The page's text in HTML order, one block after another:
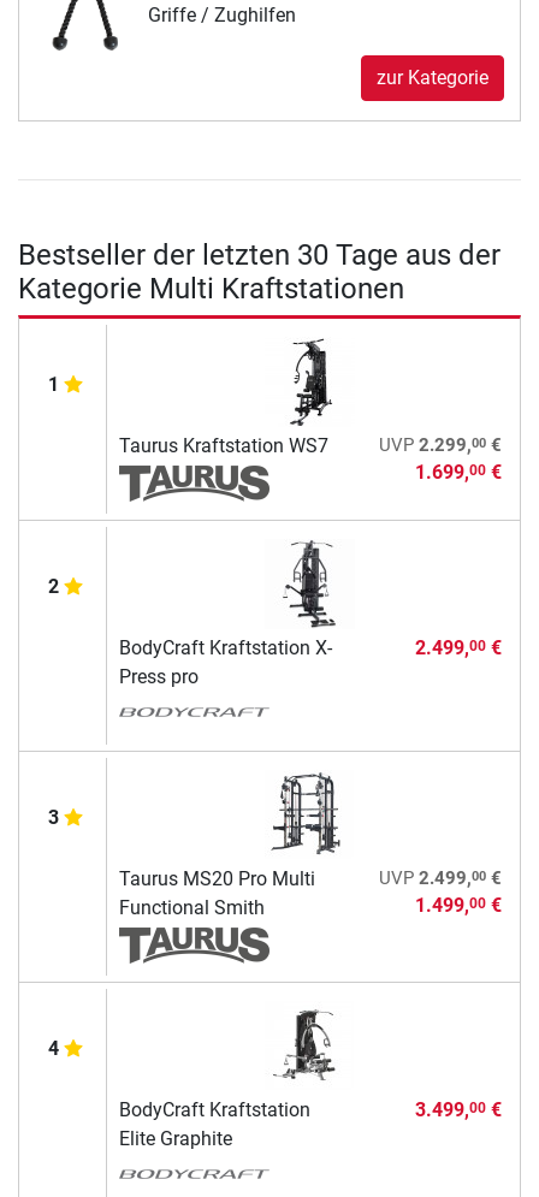
Griffe / Zughilfen
zur Kategorie
Bestseller der letzten 30 Tage aus der
Kategorie Multi Kraftstationen
1
Taurus Kraftstation WS7 UVP 2.299,00€
1.699,00€
2
BodyCraft Kraftstation X-
Press pro
2.499,00€
3
Taurus MS20 Pro Multi
Functional Smith
UVP 2.499,00€
1.499,00€
4
BodyCraft Kraftstation
Elite Graphite
3.499,00€